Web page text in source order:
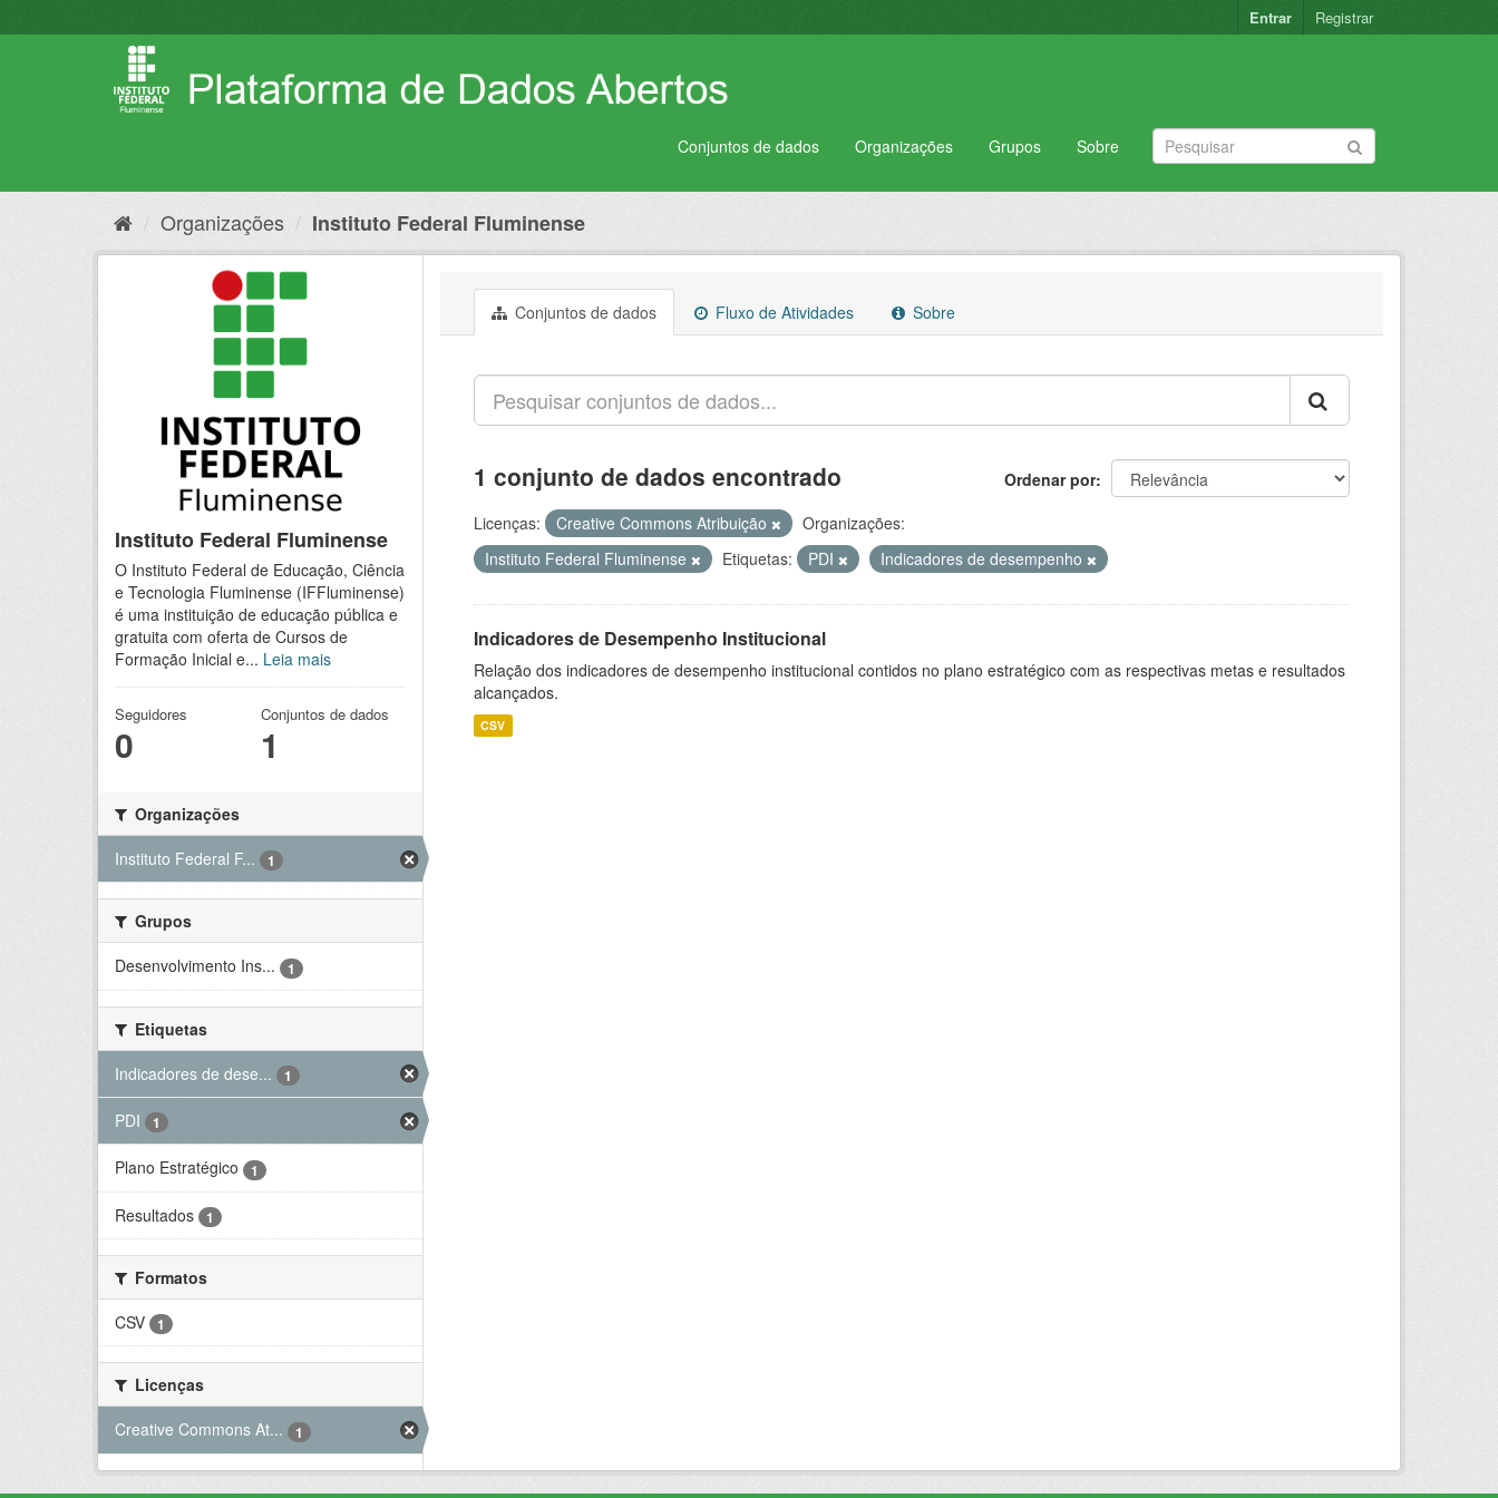
para
Entrar Registrar
Conjuntos de dados Organizações Grupos Sobre
Organizações Instituto Federal Fluminense
Instituto Federal Fluminense
O Instituto Federal de Educação, Ciência
e Tecnologia Fluminense (IFFluminense)
é uma instituição de educação pública e
gratuita com oferta de Cursos de
Formação Inicial e... Leia mais
Seguidores
0
Conjuntos de dados
1
Organizações
Instituto Federal F...
1
Grupos
Desenvolvimento Ins...
1
Etiquetas
Indicadores de dese...
1
PDI 1
Plano Estratégico 1
Resultados 1
Formatos
CSV
1
Licenças
Creative Commons At...
1
Conjuntos de dados Fluxo de Atividades Sobre
Ordenar por
1 conjunto de dados encontrado
Licenças: Creative Commons Atribuição
Organizações:
Instituto Federal Fluminense
Etiquetas: PDI Indicadores de desempenho
Indicadores de Desempenho Institucional
Relação dos indicadores de desempenho institucional contidos no plano estratégico com as respectivas metas e resultados
alcançados.
CSV